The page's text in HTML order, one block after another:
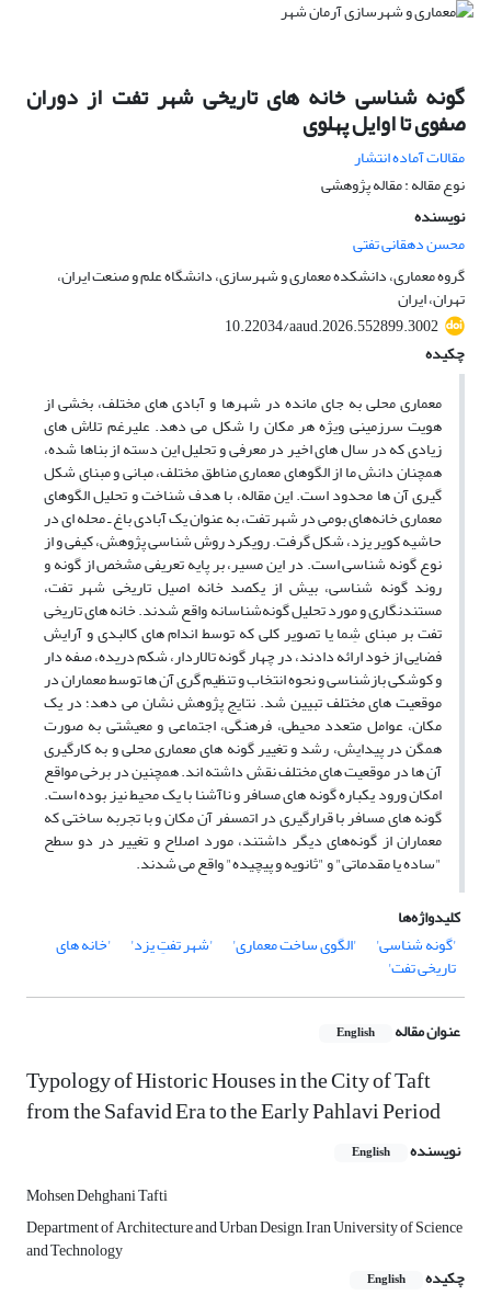
گونه شناسی خانه های تاریخی شهر تفت از دوران
صفوی تا اوایل پهلوی
مقالات آماده انتشار
نوع مقاله : مقاله پژوهشی
نویسنده
محسن دهقانی تفتی
گروه معماری، دانشکده معماری و شهرسازی، دانشگاه علم و صنعت ایران،
تهران، ایران
10.22034/aaud.2026.552899.3002
چکیده
معماری محلی به جای مانده در شهرها و آبادی های مختلف، بخشی از
هویت سرزمینی ویژه هر مکان را شکل می دهد. علیرغم تلاش های
زیادی که در سال های اخیر در معرفی و تحلیل این دسته از بناها شده،
همچنان دانش ما از الگوهای معماری مناطق مختلف، مبانی و مبنای شکل
گیری آن ها محدود است. این مقاله، با هدف شناخت و تحلیل الگوهای
معماری خانه‌های بومی در شهر تفت، به عنوان یک آبادی باغ ـ محله ای در
حاشیه کویر یزد، شکل گرفت. رویکرد روش شناسی پژوهش، کیفی و از
نوع گونه شناسی است. در این مسیر، بر پایه تعریفی مشخص از گونه و
روند گونه شناسی، بیش از یکصد خانه اصیل تاریخی شهر تفت،
مستندنگاری و مورد تحلیل گونه‌شناسانه واقع شدند. خانه های تاریخی
تفت بر مبنای شِما یا تصویر کلی که توسط اندام های کالبدی و آرایش
فضایی از خود ارائه دادند، در چهار گونه تالاردار، شکم دریده، صفه دار
و کوشکی بازشناسی و نحوه انتخاب و تنظیم گری آن ها توسط معماران در
موقعیت های مختلف تبیین شد. نتایج پژوهش نشان می دهد؛ در یک
مکان، عوامل متعدد محیطی، فرهنگی، اجتماعی و معیشتی به صورت
همگن در پیدایش، رشد و تغییر گونه های معماری محلی و به کارگیری
آن ها در موقعیت های مختلف نقش داشته اند. همچنین در برخی مواقع
امکان ورود یکباره گونه های مسافر و ناآشنا با یک محیط نیز بوده است.
گونه های مسافر با قرارگیری در اتمسفر آن مکان و با تجربه ساختی که
معماران از گونه‌های دیگر داشتند، مورد اصلاح و تغییر در دو سطح
"ساده یا مقدماتی" و "ثانویه و پیچیده" واقع می شدند.
کلیدواژه‌ها
'گونه شناسی'
'الگوی ساخت معماری' 'شهر تفتِ یزد' 'خانه های
تاریخی تفت'
عنوان مقاله English
Typology of Historic Houses in the City of Taft
from the Safavid Era to the Early Pahlavi Period
نویسنده English
Mohsen Dehghani Tafti
Department of Architecture and Urban Design, Iran University of Science
and Technology
چکیده
English